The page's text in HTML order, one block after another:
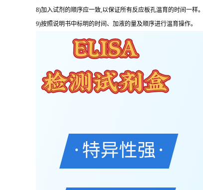
8)加入试剂的顺序应一致,以保证所有反应板孔温育的时间一样。
9)按照说明书中标明的时间、加液的量及顺序进行温育操作。